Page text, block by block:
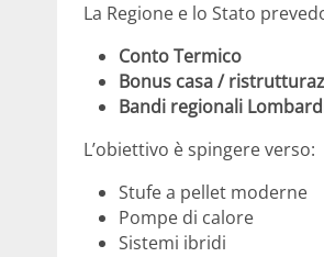
La Regione e lo Stato
Conto Termico
Bonus casa /
Bandi regionali
L’obiettivo è spingere verso:
Stufe a pellet moderne
Pompe di calore
Sistemi ibridi